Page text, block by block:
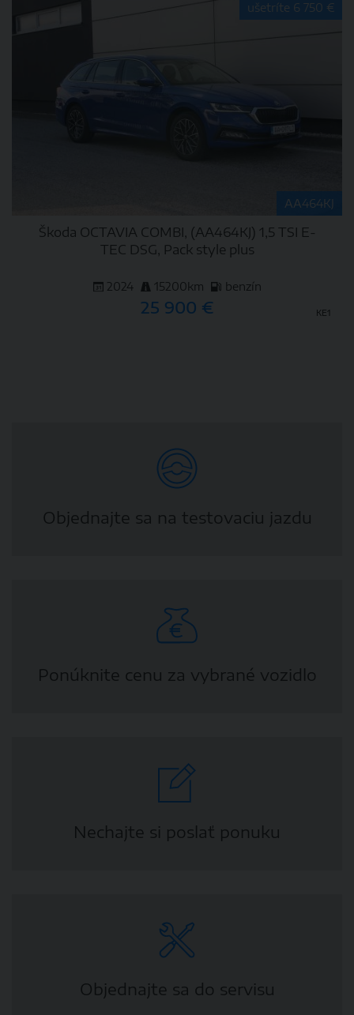
AA464KJ
ušetríte 6 750 €
Škoda OCTAVIA COMBI, (AA464KJ) 1,5 TSI E-
TEC DSG, Pack style plus
2024 15200km benzín
25 900 € KE1
Objednajte sa na testovaciu jazdu
Ponúknite cenu za vybrané vozidlo
Nechajte si poslať ponuku
Objednajte sa do servisu